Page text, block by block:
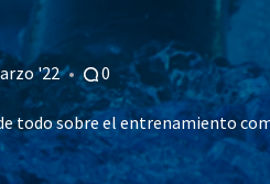
'22 0
todo sobre el entrenamiento